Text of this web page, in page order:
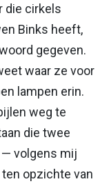
die cirkels
Binks heeft,
gegeven.
waar ze voor
lampen erin.
weg te
die twee
— volgens mij
ten opzichte van